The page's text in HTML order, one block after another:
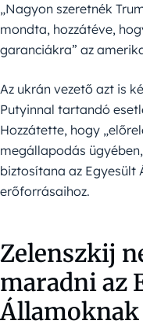
„Nagyon szeretnék
mondta, hozzátéve,
garanciákra” az
Az ukrán vezető azt is
Putyinnal tartandó
Hozzátette, hogy
megállapodás
biztosítana az
erőforrásaihoz.
Zelenszkij
maradni az
Államoknak